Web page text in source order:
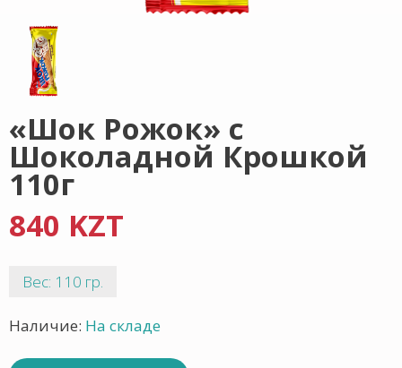
«Шок Рожок» с
Шоколадной Крошкой
110г
840 KZT
Вес: 110 гр.
Наличие: На складе